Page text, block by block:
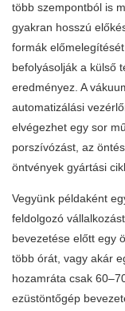
több szempontból is
gyakran hosszú
formák
befolyásolják a külső
eredményez. A
automatizálási
elvégezhet egy sor
porszívózást, az
öntvények gyártási
Vegyünk példaként
feldolgozó
bevezetése előtt egy
több órát, vagy akár
hozamráta csak
ezüstöntőgép